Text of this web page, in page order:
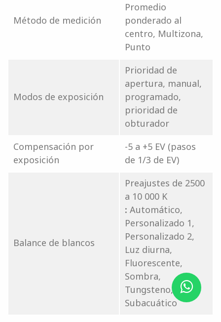
Método de medición
Promedio
ponderado al
centro, Multizona,
Punto
Modos de exposición
Prioridad de
apertura, manual,
programado,
prioridad de
obturador
Compensación por
exposición
-5 a +5 EV (pasos
de 1/3 de EV)
Balance de blancos
Preajustes de 2500
a 10 000 K
: Automático,
Personalizado 1,
Personalizado 2,
Luz diurna,
Fluorescente,
Sombra,
Tungsteno,
Subacuático